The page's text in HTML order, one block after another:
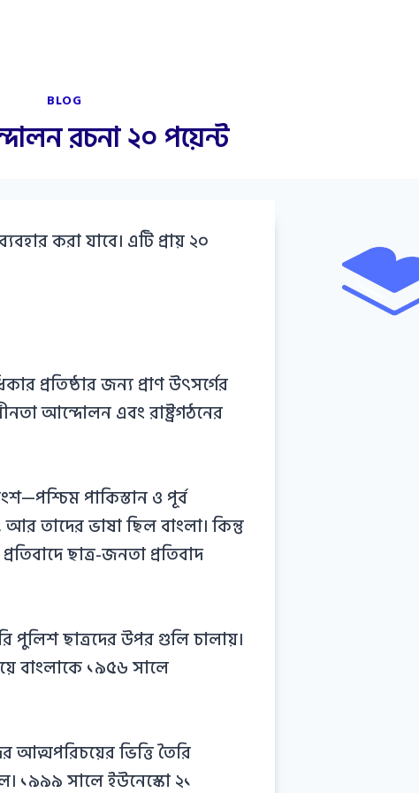
BLOG
রচনা ২০ পয়েন্ট
করা যাবে। এটি প্রায় ২০
প্রতিষ্ঠার জন্য প্রাণ উৎসর্গের
আন্দোলন এবং রাষ্ট্রগঠনের
পাকিস্তান ও পূর্ব
আর তাদের ভাষা ছিল বাংলা। কিন্তু
ছাত্র-জনতা প্রতিবাদ
পুলিশ ছাত্রদের উপর গুলি চালায়।
বাংলাকে ১৯৫৬ সালে
আত্মপরিচয়ের ভিত্তি তৈরি
১৯৯৯ সালে ইউনেস্কো ২১